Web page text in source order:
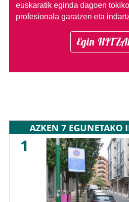
euskaratik eginda dagoen
profesionala garatzen eta
Egin
AZKEN 7 EGUNETAKO
1